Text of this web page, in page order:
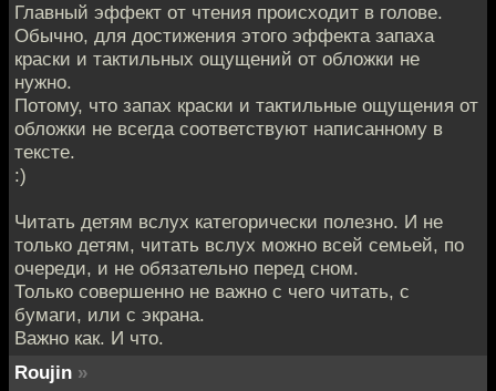
Главный эффект от чтения происходит в голове.
Обычно, для достижения этого эффекта запаха
краски и тактильных ощущений от обложки не
нужно.
Потому, что запах краски и тактильные ощущения от
обложки не всегда соответствуют написанному в
тексте.
:)
Читать детям вслух категорически полезно. И не
только детям, читать вслух можно всей семьей, по
очереди, и не обязательно перед сном.
Только совершенно не важно с чего читать, с
бумаги, или с экрана.
Важно как. И что.
Roujin »